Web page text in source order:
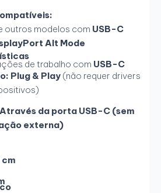
outros modelos com USB-C
Alt Mode
de trabalho com USB-C
Plug & Play (não requer drivers
Através da porta USB-C (sem
externa)